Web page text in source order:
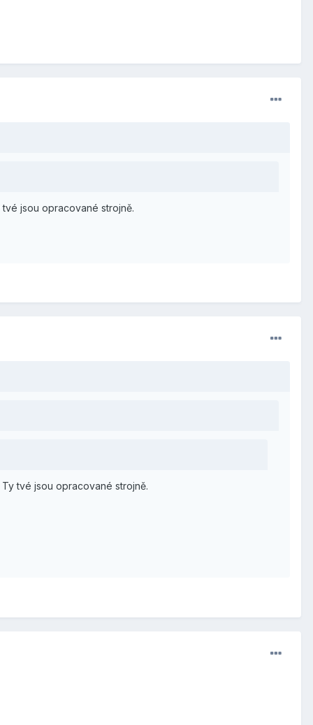
jsou opracované strojně.
tvé jsou opracované strojně.